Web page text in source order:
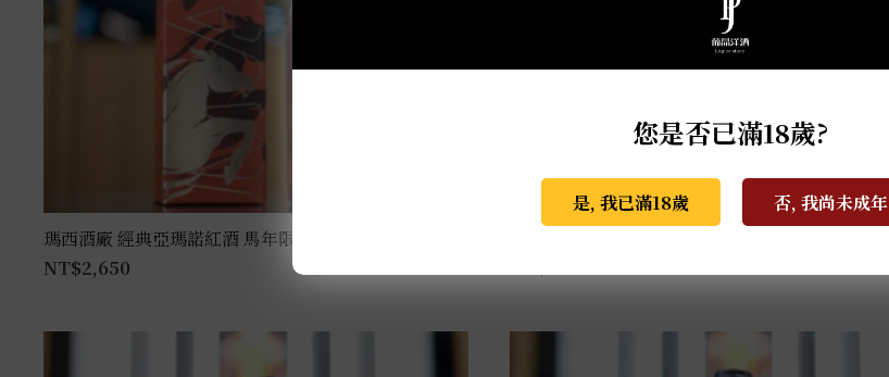
瑪西酒廠 經典亞瑪諾紅酒 馬年限定尊爵禮盒 0.75L
NT$2,650
您是否已滿18歲?
是, 我已滿18歲 否, 我尚未成年